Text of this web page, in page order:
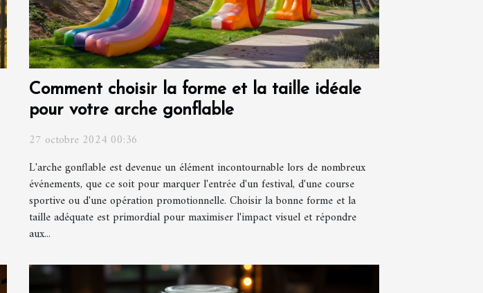
Comment choisir la forme et la taille idéale
pour votre arche gonflable
27 octobre 2024 00:36
L'arche gonflable est devenue un élément incontournable lors de nombreux
événements, que ce soit pour marquer l'entrée d'un festival, d'une course
sportive ou d'une opération promotionnelle. Choisir la bonne forme et la
taille adéquate est primordial pour maximiser l'impact visuel et répondre
aux...